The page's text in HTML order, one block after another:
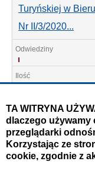
TA WITRYNA
dlaczego używamy
przeglądarki
Korzystając ze
cookie, zgodnie z
Turyńskiej w
Nr II/3/2020...
18
MPZP w rejonie
Borowinowej i